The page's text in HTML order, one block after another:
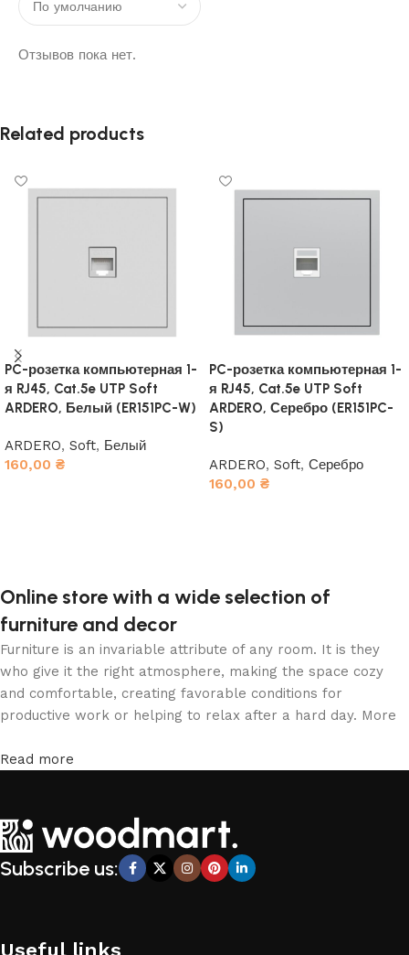
Отзывов пока нет.
Related products
PC-розетка компьютерная 1-
я RJ45, Cat.5e UTP Soft
ARDERO, Белый (ER151PC-W)
ARDERO, Soft, Белый
160,00 ₴
PC-розетка компьютерная 1-
я RJ45, Cat.5e UTP Soft
ARDERO, Серебро (ER151PC-
S)
ARDERO, Soft, Серебро
160,00 ₴
Online store with a wide selection of
furniture and decor
Furniture is an invariable attribute of any room. It is they
who give it the right atmosphere, making the space cozy
and comfortable, creating favorable conditions for
productive work or helping to relax after a hard day. More
online store, when you can sit down at the computer in your
of furniture: both home and office furniture are available.
Furniture production is a modern form of art
Furniture manufacturers, as well as manufacturers of other
creations - furniture from professional craftsmen, which will
Read more
Subscribe us:
Useful links